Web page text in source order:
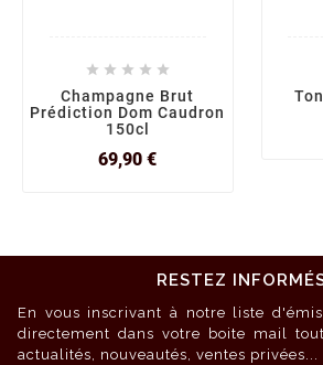
    
Champagne Brut
Prédiction Dom Caudron
150cl
69,90 €Prix
RESTEZ
En vous inscrivant à notre liste
directement dans votre boite mail
actualités, nouveautés, ventes privées...